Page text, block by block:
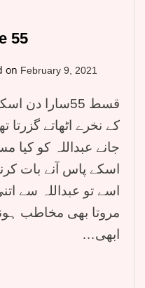
55
on February 9, 2021
قسط 55سارا
کے نخرے اٹھاتے گزرتا
جانے عبداللہ کو کیا
اسکے پاس آنے بات
اسے تو عبداللہ سے
مروتا بھی مخاطب
ابھی…